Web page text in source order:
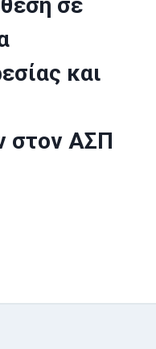
σε
και
στον ΑΣΠ